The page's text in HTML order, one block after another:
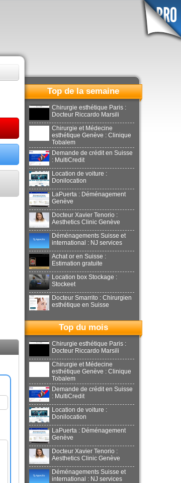
Top de la semaine
Chirurgie esthétique Paris :
Docteur Riccardo Marsili
Chirurgie et Médecine
esthétique Genève : Clinique
Tobalem
Demande de crédit en Suisse
: MultiCredit
Location de voiture :
Donilocation
LaPuerta : Déménagement
Genève
Docteur Xavier Tenorio :
Aesthetics Clinic Genève
Déménagements Suisse et
international : NJ services
Achat or en Suisse :
Estimation gratuite
Location box Stockage :
Stockeet
Docteur Smarrito : Chirurgien
esthétique en Suisse
Top du mois
Chirurgie esthétique Paris :
Docteur Riccardo Marsili
Chirurgie et Médecine
esthétique Genève : Clinique
Tobalem
Demande de crédit en Suisse
: MultiCredit
Location de voiture :
Donilocation
LaPuerta : Déménagement
Genève
Docteur Xavier Tenorio :
Aesthetics Clinic Genève
Déménagements Suisse et
international : NJ services